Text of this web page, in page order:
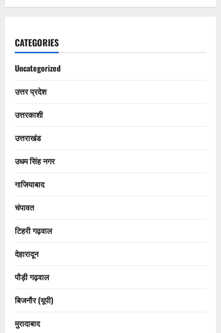
CATEGORIES
Uncategorized
उत्तर प्रदेश
उत्तरकाशी
उत्तराखंड
उधम सिंह नगर
गाजियाबाद
चंपावत
टिहरी गढ़वाल
देहारादून
पौड़ी गढ़वाल
बिजनौर (यूपी)
मुरादाबाद